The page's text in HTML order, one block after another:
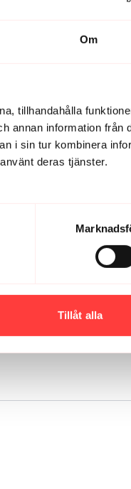
Om
tillhandahålla
annan information från
i sin tur kombinera
deras tjänster.
Tillåt alla
till sig själv